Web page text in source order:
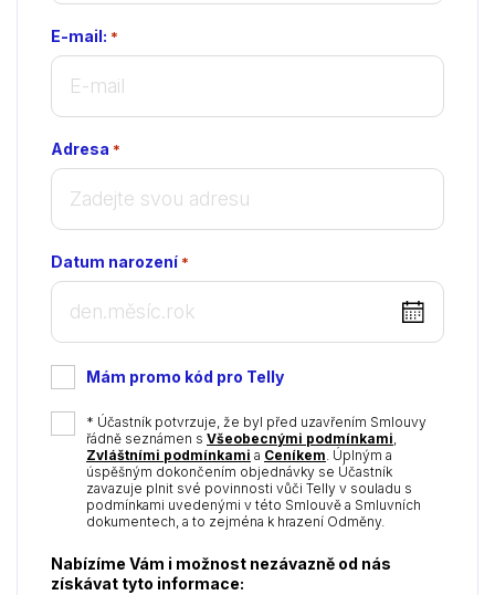
E-mail: *
Adresa *
Datum narození *
DD
dot
MM
dot
YYYY
Mám promo kód pro Telly
* Účastník potvrzuje, že byl před uzavřením Smlouvy
řádně seznámen s Všeobecnými podmínkami,
Zvláštními podmínkami a Ceníkem. Úplným a
úspěšným dokončením objednávky se Účastník
zavazuje plnit své povinnosti vůči Telly v souladu s
podmínkami uvedenými v této Smlouvě a Smluvních
dokumentech, a to zejména k hrazení Odměny.
Nabízíme Vám i možnost nezávazně od nás
získávat tyto informace: